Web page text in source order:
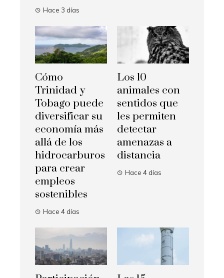
Hace 3 días
Cómo
Trinidad y
Tobago puede
diversificar su
economía más
allá de los
hidrocarburos
para crear
empleos
sostenibles
Hace 4 días
Los 10
animales con
sentidos que
les permiten
detectar
amenazas a
distancia
Hace 4 días